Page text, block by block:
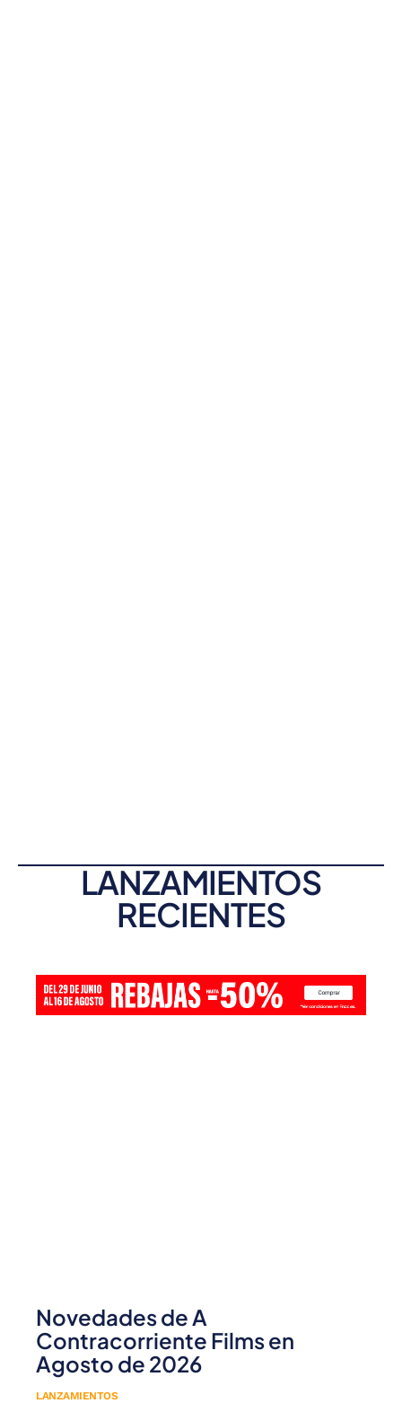
LANZAMIENTOS
RECIENTES
Novedades de A
Contracorriente Films en
Agosto de 2026
LANZAMIENTOS